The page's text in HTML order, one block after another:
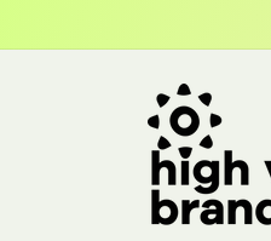
al contenido